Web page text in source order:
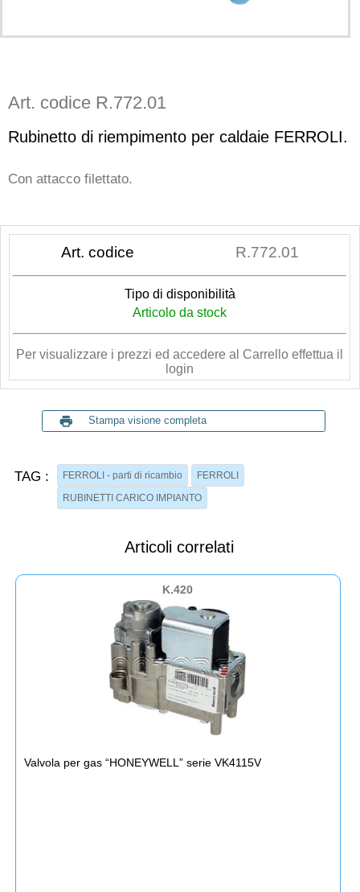
Art. codice R.772.01
Rubinetto di riempimento per caldaie FERROLI.
Con attacco filettato.
Art. codice R.772.01
Tipo di disponibilità
Articolo da stock
Per visualizzare i prezzi ed accedere al Carrello effettua il
login
print Stampa visione completa
TAG : FERROLI - parti di ricambio
FERROLI
RUBINETTI CARICO IMPIANTO
Articoli correlati
K.420
Valvola per gas “HONEYWELL” serie VK4115V